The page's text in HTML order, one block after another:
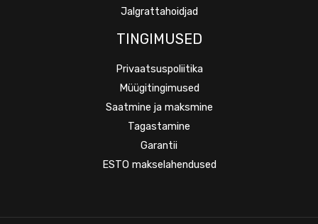
Jalgrattahoidjad
TINGIMUSED
Privaatsuspoliitika
Müügitingimused
Saatmine ja maksmine
Tagastamine
Garantii
ESTO makselahendused